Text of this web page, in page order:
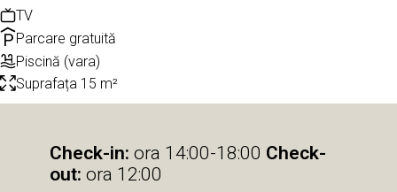
TV
Parcare gratuită
Piscină (vara)
Suprafața 15 m²
Check-in: ora 14:00-18:00 Check-
out: ora 12:00